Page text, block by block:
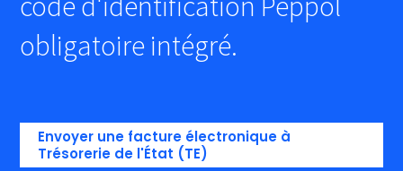
obligatoire intégré.
Envoyer une facture électronique à
Trésorerie de l'État (TE)